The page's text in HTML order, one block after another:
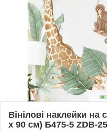
Вінілові наклейки на
х 90 см) Б475-5 ZDB-